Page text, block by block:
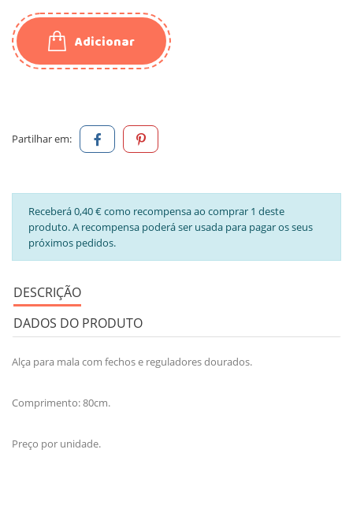
Adicionar
Partilhar em:
Receberá 0,40 € como recompensa ao comprar 1 deste
produto. A recompensa poderá ser usada para pagar os seus
próximos pedidos.
DESCRIÇÃO
DADOS DO PRODUTO
Alça para mala com fechos e reguladores dourados.
Comprimento: 80cm.
Preço por unidade.